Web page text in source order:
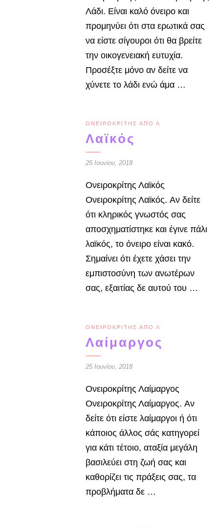
Λάδι. Είναι καλό όνειρο και
προμηνύει ότι στα ερωτικά σας
να είστε σίγουροι ότι θα βρείτε
την οικογενειακή ευτυχία.
Προσέξτε μόνο αν δείτε να
χύνετε το λάδι ενώ άμα …
ΟΝΕΙΡΟΚΡΊΤΗΣ ΑΠΌ Λ
Λαϊκός
25 Ιουνίου, 2018
Ονειροκρίτης Λαϊκός
Ονειροκρίτης Λαϊκός. Αν δείτε
ότι κληρικός γνωστός σας
αποσχηματίστηκε και έγινε πάλι
λαϊκός, το όνειρο είναι κακό.
Σημαίνει ότι έχετε χάσει την
εμπι­στοσύνη των ανωτέρων
σας, εξαιτίας δε αυτού του …
ΟΝΕΙΡΟΚΡΊΤΗΣ ΑΠΌ Λ
Λαίμαργος
25 Ιουνίου, 2018
Ονειροκρίτης Λαίμαργος
Ονειροκρίτης Λαίμαργος. Αν
δείτε ότι είστε λαίμαργοι ή ότι
κάποιος άλλος σάς κατηγορεί
για κάτι τέτοιο, ατα­ξία μεγάλη
βασιλεύει στη ζωή σας και
καθορίζει τις πράξεις σας, τα
προβλήματα δε …